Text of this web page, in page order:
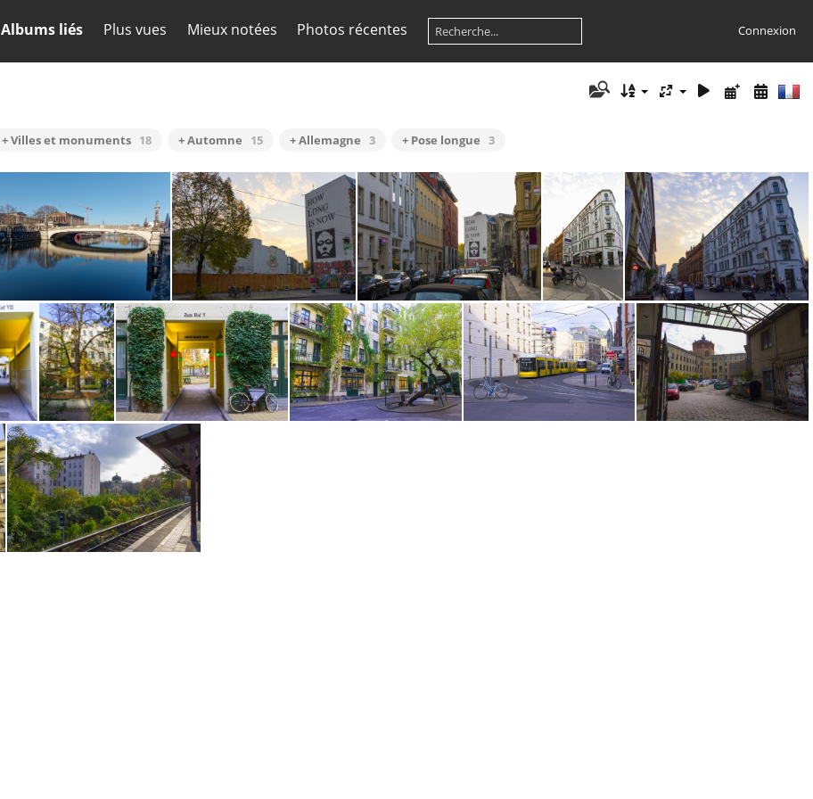
Albums liés Plus vues Mieux notées Photos récentes Connexion
+ Villes et monuments 18 + Automne 15 + Allemagne 3 + Pose longue 3
Berlin Mitte 4108 Automn in Berlin Mitte (37) Automn in Berlin Mitte (36) Automn in Berlin Mitte (35) Automn in Berlin Mitte (33)
Automn in Berlin Mitte (27) Automn in Berlin Mitte (22) Automn in Berlin Mitte (20)